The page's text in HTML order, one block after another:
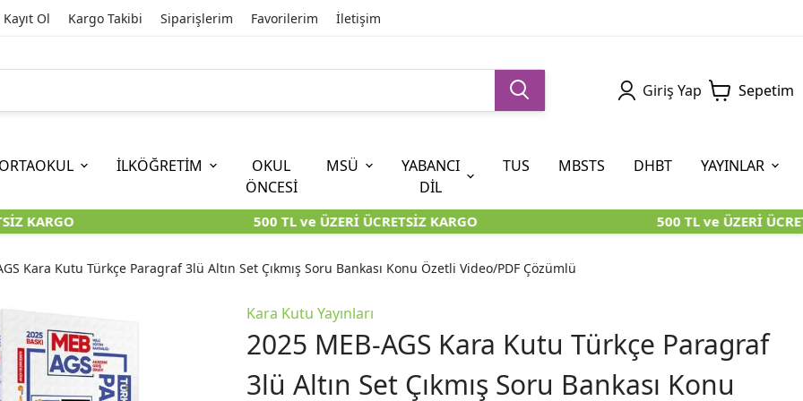
Kayıt Ol Kargo Takibi Siparişlerim Favorilerim İletişim
Giriş Yap Sepetim
11. SINIF
KARA KUTU KİTAPLARI
TYT
KARA KUTU KİTAPLARI
AYT
KARA KUTU KİTAPLARI
EĞİTİM BİLİMLERİ
KARA KUTU KİTAPLARI
LİSANS
KARA KUTU KİTAPLARI
ÖABT
ÖZGÜN ÜRÜNLER
ORTAOKUL
6. SINIF (İOKBS)
KARA KUTU KİTAPLARI
5. SINIF (İOKBS)
KARA KUTU KİTAPLARI
İLKÖĞRETİM
OKUL
ÖNCESİ
MSÜ
YABANCI
DİL
TUS MBSTS DHBT YAYINLAR
KARGO 500 TL ve ÜZERİ ÜCRETSİZ KARGO 500 TL ve ÜZERİ
Kara Kutu Türkçe Paragraf 3lü Altın Set Çıkmış Soru Bankası Konu Özetli Video/PDF Çözümlü
Kara Kutu Yayınları
2025 MEB-AGS Kara Kutu Türkçe Paragraf
3lü Altın Set Çıkmış Soru Bankası Konu